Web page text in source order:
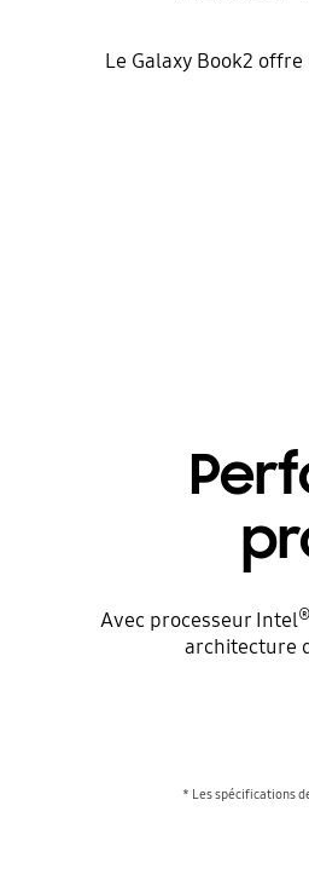
Le Galaxy Book2
Avec processeur Intel®
architecture
* Les spécifications